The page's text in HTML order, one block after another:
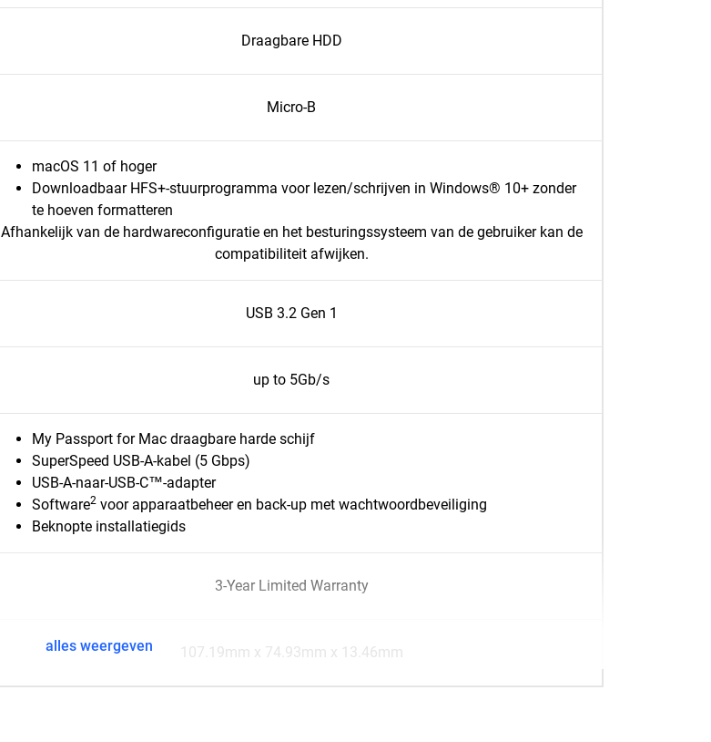
Draagbare HDD
Micro-B
macOS 11 of hoger
Downloadbaar HFS+-stuurprogramma voor lezen/schrijven in Windows® 10+ zonder
te hoeven formatteren
Afhankelijk van de hardwareconfiguratie en het besturingssysteem van de gebruiker kan de
compatibiliteit afwijken.
USB 3.2 Gen 1
up to 5Gb/s
My Passport for Mac draagbare harde schijf
SuperSpeed USB-A-kabel (5 Gbps)
USB-A-naar-USB-C™-adapter
Software2 voor apparaatbeheer en back-up met wachtwoordbeveiliging
Beknopte installatiegids
3-Year Limited Warranty
107.19mm x 74.93mm x 13.46mm
alles weergeven